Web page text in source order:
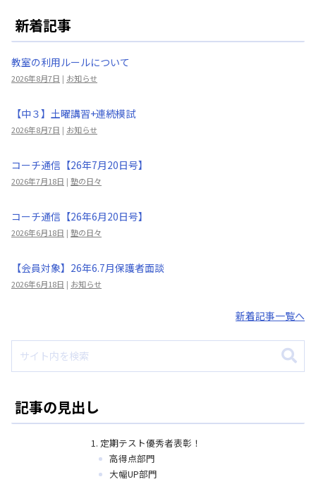
新着記事
教室の利用ルールについて
2026年8月7日 | お知らせ
【中３】土曜講習+連続模試
2026年8月7日 | お知らせ
コーチ通信【26年7月20日号】
2026年7月18日 | 塾の日々
コーチ通信【26年6月20日号】
2026年6月18日 | 塾の日々
【会員対象】26年6.7月保護者面談
2026年6月18日 | お知らせ
新着記事一覧へ
記事の見出し
定期テスト優秀者表彰！
高得点部門
大幅UP部門